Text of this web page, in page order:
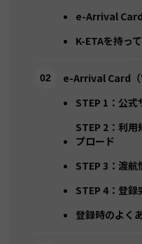
e-Arrival
K-ETAを持っ
e-Arrival Card（
STEP 1：公式
STEP 2：利
プロード
STEP 3：渡
STEP 4：登
登録時のよく